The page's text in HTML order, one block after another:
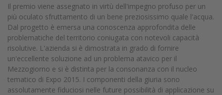
Il premio viene assegnato in virtù dell'impegno profuso per un
più oculato sfruttamento di un bene preziosissimo quale l'acqua.
Dal progetto è emersa una conoscenza approfondita delle
problematiche del territorio coniugata con notevoli capacità
risolutive. L'azienda si è dimostrata in grado di fornire
un'eccellente soluzione ad un problema atavico per il
Mezzogiorno e si è distinta per la consonanza con il nucleo
tematico di Expo 2015. I componenti della giuria sono
assolutamente fiduciosi nelle future possibilità di applicazione su